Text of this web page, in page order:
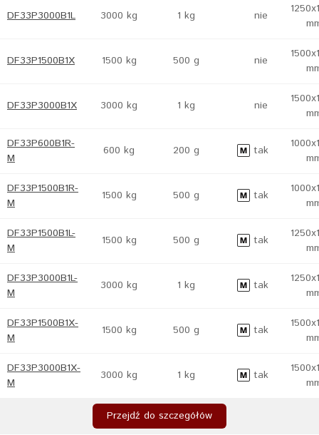
DF33P3000B1L 3000 kg 1 kg nie
DF33P1500B1X 1500 kg 500 g nie
DF33P3000B1X 3000 kg 1 kg nie
DF33P600B1R-
M
600 kg 200 g tak
DF33P1500B1R-
M
1500 kg 500 g tak
DF33P1500B1L-
M
1500 kg 500 g tak
DF33P3000B1L-
M
3000 kg 1 kg tak
DF33P1500B1X-
M
1500 kg 500 g tak
DF33P3000B1X-
M
3000 kg 1 kg tak
Przejdź do szczegółów